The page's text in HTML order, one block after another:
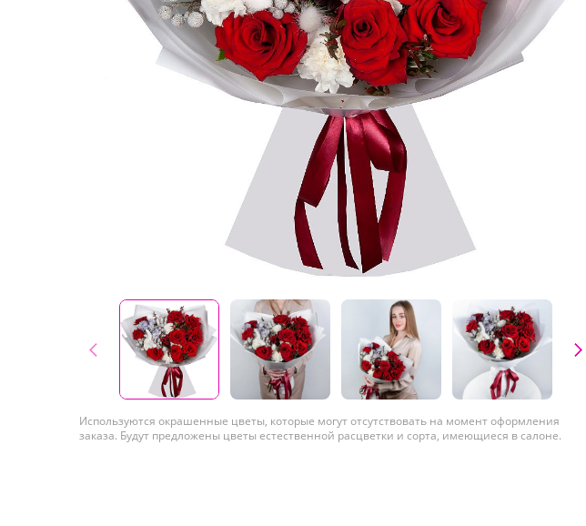
Используются окрашенные цветы, которые могут отсутствовать на момент оформления
заказа. Будут предложены цветы естественной расцветки и сорта, имеющиеся в салоне.